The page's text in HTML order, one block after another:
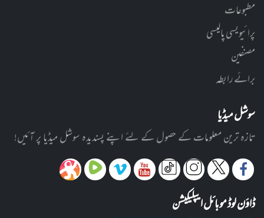
مطبوعات
پرائیویسی پالیسی
مصنفین
برائے رابطہ
سوشل میڈیا
تازہ ترین معلومات کے حصول کے لئے اپنے پسندیدہ سوشل میڈیا پر آئیں!
ڈاؤن لوڈ موبائل ایپلیکیشن